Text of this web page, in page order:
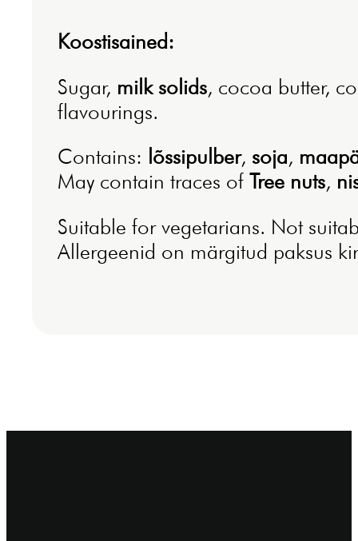
Koostisained:
Sugar, milk solids, cocoa butter,
flavourings.
Contains: lõssipulber, soja,
May contain traces of Tree nuts,
Suitable for vegetarians. Not
Allergeenid on märgitud paksus